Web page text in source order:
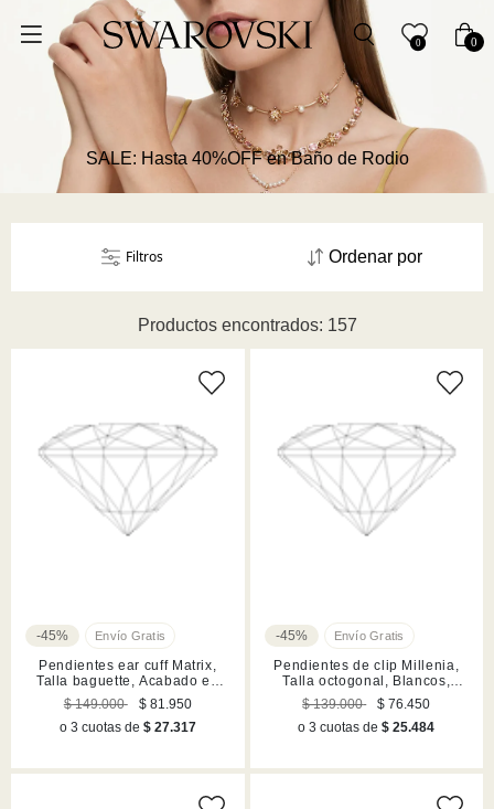
0 0
SALE: Hasta 40%OFF en Baño de Rodio
Productos encontrados: 157
Ordenar por
Ordenar por
Precio más bajo
Precio más alto
Fecha de lanzamiento
Mejor descuento
Filtros
-45%
Pendientes ear cuff Matrix,
Talla baguette, Acabado en
rodio
$ 149.000
$ 81.950
o 3 cuotas de $ 27.317
-45%
Pendientes de clip Millenia,
Talla octogonal, Blancos,
Acabado en rodio
$ 139.000
$ 76.450
o 3 cuotas de$ 25.484